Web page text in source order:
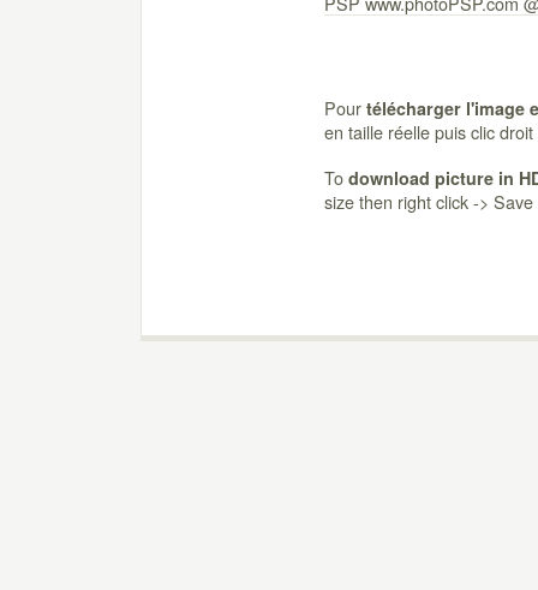
Pour télécharger l'image
en taille réelle puis clic
To download picture in
size then right click ->